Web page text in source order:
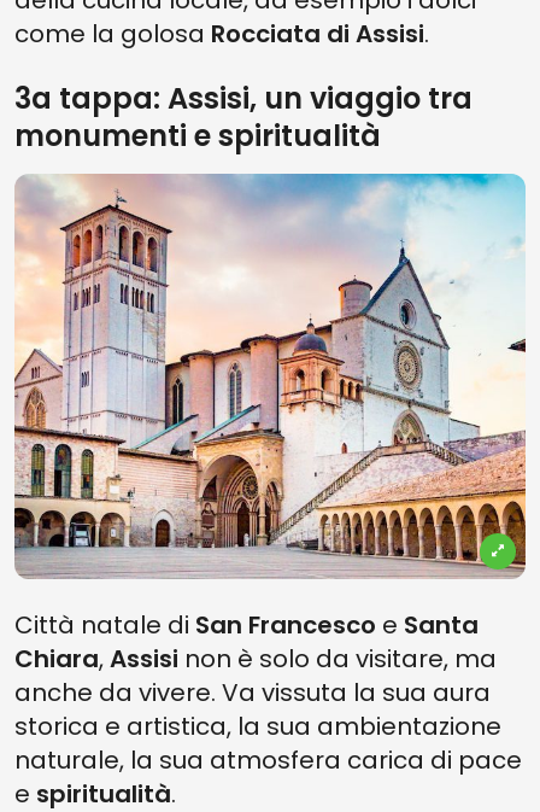
come la golosa Rocciata di Assisi.
3a tappa: Assisi, un viaggio tra
monumenti e spiritualità
Città natale di San Francesco e Santa
Chiara,Assisi non è solo da visitare, ma
anche da vivere. Va vissuta la sua aura
storica e artistica, la sua ambientazione
naturale, la sua atmosfera carica di pace
e spiritualità.